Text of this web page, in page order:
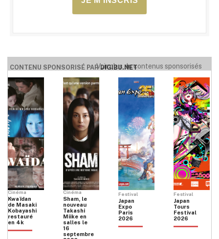
CONTENU SPONSORISÉ PARDIGIBU.NET
Voir plus de contenus sponsorisés
Cinéma
Kwaïdan
de Masaki
Kobayashi
restauré
en 4k
Cinéma
Sham, le
nouveau
Takashi
Miike en
salles le
16
septembre
Festival
Japan
Expo
Paris
2026
Festival
Japan
Tours
Festival
2026